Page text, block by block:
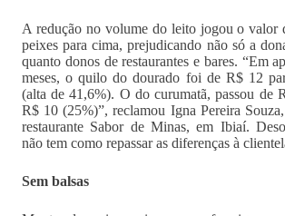
A redução no volume do leito jogou o valor
peixes para cima, prejudicando não só a
quanto donos de restaurantes e bares. “Em
meses, o quilo do dourado foi de R$ 12
(alta de 41,6%). O do curumatã, passou de
R$ 10 (25%)”, reclamou Igna Pereira
restaurante Sabor de Minas, em Ibiaí.
não tem como repassar as diferenças à
Sem balsas